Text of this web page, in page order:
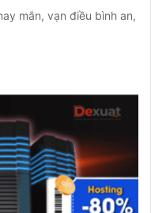
mắn, vạn điều bình an,